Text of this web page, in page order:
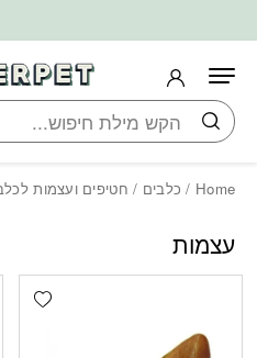
חיפוש
Home
/ כלבים / חטיפים ועצמות
עצמות